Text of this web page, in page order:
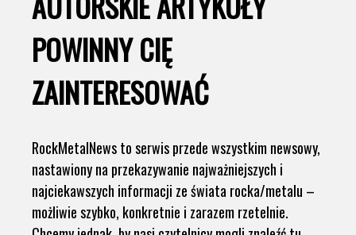
POWINNY CIĘ
ZAINTERESOWAĆ
RockMetalNews to serwis przede wszystkim newsowy,
nastawiony na przekazywanie najważniejszych i
najciekawszych informacji ze świata rocka/metalu –
możliwie szybko, konkretnie i zarazem rzetelnie.